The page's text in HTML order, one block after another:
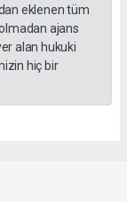
eklenen tüm
ajans
alan hukuki
hiç bir